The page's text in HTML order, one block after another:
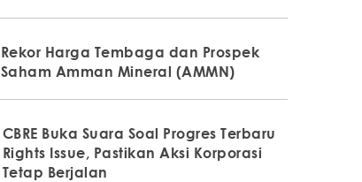
Rekor Harga Tembaga dan Prospek
Saham Amman Mineral (AMMN)
CBRE Buka Suara Soal Progres Terbaru
Rights Issue, Pastikan Aksi Korporasi
Tetap Berjalan